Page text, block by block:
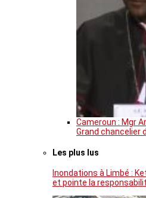
Cameroun : Mgr
Grand chancelier
Les plus lus
Inondations à Limbé :
et pointe la